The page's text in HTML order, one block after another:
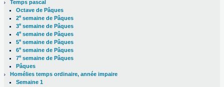
Temps pascal
Octave de Pâques
2esemaine de Pâques
3esemaine de Pâques
4esemaine de Pâques
5esemaine de Pâques
6esemaine de Pâques
7esemaine de Pâques
Pâques
Homélies temps ordinaire, année impaire
Semaine 1